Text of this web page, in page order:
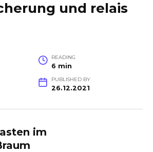
und relais
READING
6 min
PUBLISHED BY
26.12.2021
im